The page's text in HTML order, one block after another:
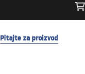
Pitajte za proizvod